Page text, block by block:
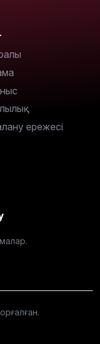
ережесі